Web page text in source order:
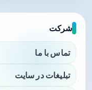
شرکت
تماس با ما
تبلیغات در سایت